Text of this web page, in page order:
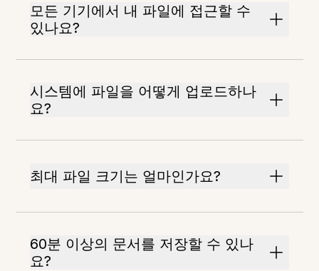
모든 기기에서 내 파일에 접근할 수
있나요?
시스템에 파일을 어떻게 업로드하나
요?
최대 파일 크기는 얼마인가요?
60분 이상의 문서를 저장할 수 있나
요?